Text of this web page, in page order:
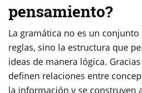
pensamiento?
La gramática no es un
reglas, sino la estructura que
ideas de manera lógica.
definen relaciones entre
la información y se construyen